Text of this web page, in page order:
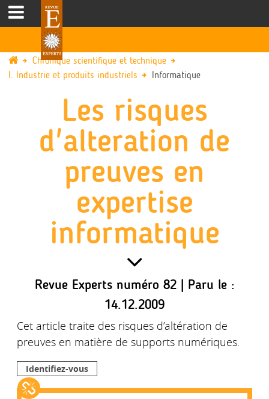
Chronique scientifique et technique
I. Industrie et produits industriels
Informatique
Les risques
d'alteration de
preuves en
expertise
informatique
Revue Experts numéro 82 | Paru le :
14.12.2009
Cet article traite des risques d’altération de
preuves en matière de supports numériques.
Identifiez-vous